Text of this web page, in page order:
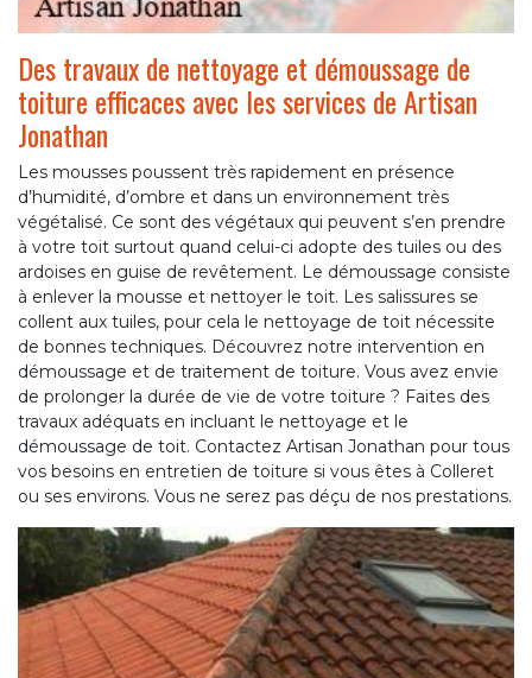
Des travaux de nettoyage et démoussage de
toiture efficaces avec les services de Artisan
Jonathan
Les mousses poussent très rapidement en présence
d’humidité, d’ombre et dans un environnement très
végétalisé. Ce sont des végétaux qui peuvent s’en prendre
à votre toit surtout quand celui-ci adopte des tuiles ou des
ardoises en guise de revêtement. Le démoussage consiste
à enlever la mousse et nettoyer le toit. Les salissures se
collent aux tuiles, pour cela le nettoyage de toit nécessite
de bonnes techniques. Découvrez notre intervention en
démoussage et de traitement de toiture. Vous avez envie
de prolonger la durée de vie de votre toiture ? Faites des
travaux adéquats en incluant le nettoyage et le
démoussage de toit. Contactez Artisan Jonathan pour tous
vos besoins en entretien de toiture si vous êtes à Colleret
ou ses environs. Vous ne serez pas déçu de nos prestations.